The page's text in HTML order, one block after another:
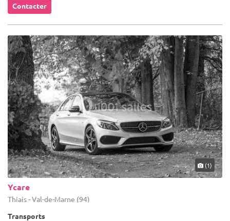
Contacter
(1)
Ycare
Thiais - Val-de-Marne (94)
Transports